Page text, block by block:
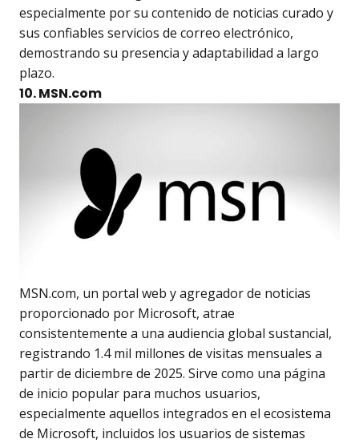
especialmente por su contenido de noticias curado y
sus confiables servicios de correo electrónico,
demostrando su presencia y adaptabilidad a largo
plazo.
10. MSN.com
MSN.com, un portal web y agregador de noticias
proporcionado por Microsoft, atrae
consistentemente a una audiencia global sustancial,
registrando 1.4 mil millones de visitas mensuales a
partir de diciembre de 2025. Sirve como una página
de inicio popular para muchos usuarios,
especialmente aquellos integrados en el ecosistema
de Microsoft, incluidos los usuarios de sistemas